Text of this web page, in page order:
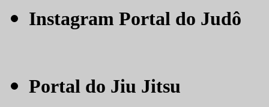
Instagram Portal do Judô
Portal do Jiu Jitsu